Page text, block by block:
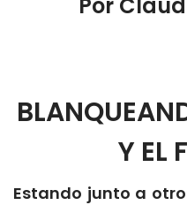
Y EL
Estando junto a